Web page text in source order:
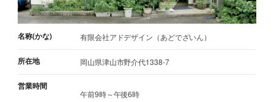
名称(かな) 有限会社アドデザイン（あどでざいん）
所在地 岡山県津山市野介代1338-7
営業時間
午前9時～午後6時